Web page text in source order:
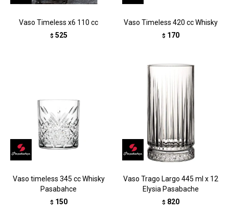
Vaso Timeless x6 110 cc
$ 525
Vaso Timeless 420 cc Whisky
$ 170
Vaso timeless 345 cc Whisky
Pasabahce
$ 150
Vaso Trago Largo 445 ml x 12
Elysia Pasabache
$ 820